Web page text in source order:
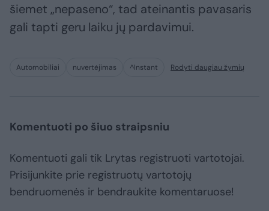
šiemet „nepaseno“, tad ateinantis pavasaris
gali tapti geru laiku jų pardavimui.
Automobiliai nuvertėjimas ^Instant Rodyti daugiau žymių
Komentuoti po šiuo straipsniu
Komentuoti gali tik Lrytas registruoti vartotojai.
Prisijunkite prie registruotų vartotojų
bendruomenės ir bendraukite komentaruose!